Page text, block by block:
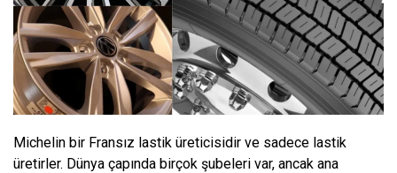
Michelin bir Fransız lastik üreticisidir ve sadece lastik
üretirler. Dünya çapında birçok şubeleri var, ancak ana